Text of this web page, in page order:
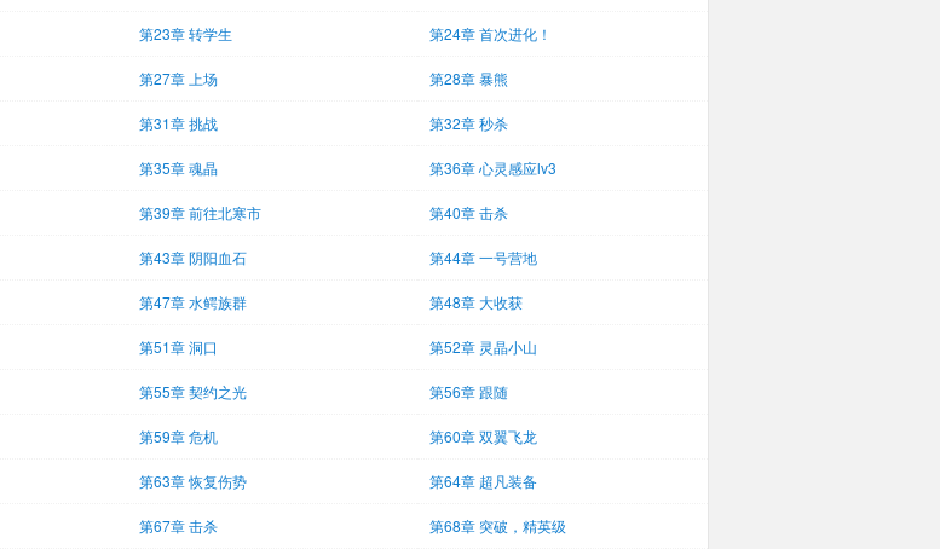
第23章 转学生 第24章 首次进化！
第27章 上场 第28章 暴熊
第31章 挑战 第32章 秒杀
第35章 魂晶 第36章 心灵感应lv3
第39章 前往北寒市 第40章 击杀
第43章 阴阳血石 第44章 一号营地
第47章 水鳄族群 第48章 大收获
第51章 洞口 第52章 灵晶小山
第55章 契约之光 第56章 跟随
第59章 危机 第60章 双翼飞龙
第63章 恢复伤势 第64章 超凡装备
第67章 击杀 第68章 突破，精英级